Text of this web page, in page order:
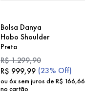
Bolsa Danya
Hobo Shoulder
Preto
R$1.299,90
R$ 999,99 (23% Off)
ou6x sem juros de R$ 166,66
no cartão